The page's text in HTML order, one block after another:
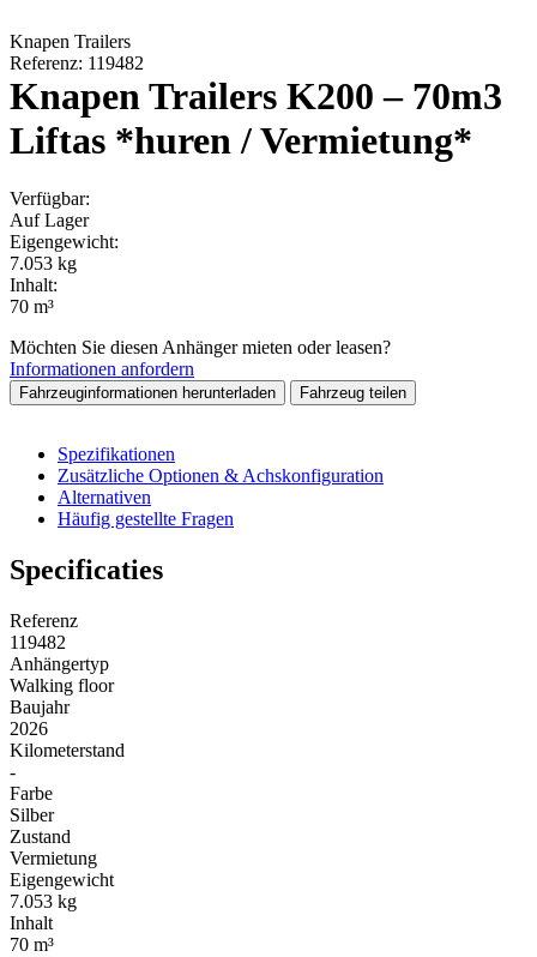
Knapen Trailers
Referenz: 119482
Knapen Trailers K200 – 70m3
Liftas *huren / Vermietung*
Verfügbar:
Auf Lager
Eigengewicht:
7.053 kg
Inhalt:
70 m³
Möchten Sie diesen Anhänger mieten oder leasen?
Informationen anfordern
Fahrzeuginformationen herunterladen Fahrzeug teilen
Spezifikationen
Zusätzliche Optionen & Achskonfiguration
Alternativen
Häufig gestellte Fragen
Specificaties
Referenz
119482
Anhängertyp
Walking floor
Baujahr
2026
Kilometerstand
-
Farbe
Silber
Zustand
Vermietung
Eigengewicht
7.053 kg
Inhalt
70 m³